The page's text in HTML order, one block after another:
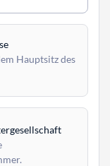
Hauptsitz des